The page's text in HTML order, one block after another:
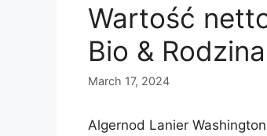
Wartość
Bio & Rodzina
March 17, 2024
Algernod Lanier